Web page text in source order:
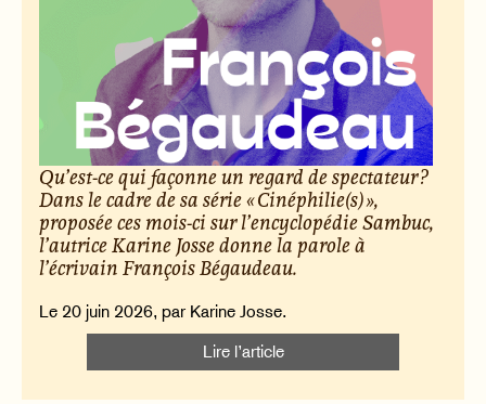
Qu’est-ce qui façonne un regard de spectateur ?
Dans le cadre de sa série « Cinéphilie(s) »,
proposée ces mois-ci sur l’encyclopédie Sambuc,
l’autrice Karine Josse donne la parole à
l’écrivain François Bégaudeau.
Le 20 juin 2026, par Karine Josse.
Lire l’article